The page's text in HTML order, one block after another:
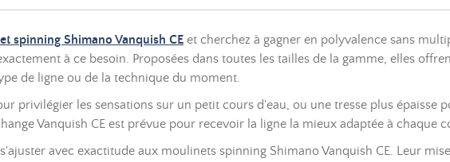
spinning Shimano Vanquish CE et cherchez à gagner en polyvalence sans
à ce besoin. Proposées dans toutes les tailles de la gamme, elles
de ligne ou de la technique du moment.
privilégier les sensations sur un petit cours d'eau, ou une tresse plus épaisse
Vanquish CE est prévue pour recevoir la ligne la mieux adaptée à chaque
avec exactitude aux moulinets spinning Shimano Vanquish CE. Leur